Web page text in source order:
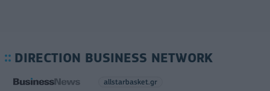
DIRECTION BUSINESS NETWORK
allstarbasket.gr